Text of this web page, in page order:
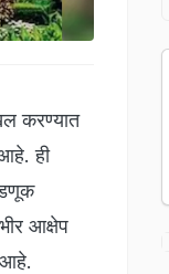
करण्यात
ही
आक्षेप
आहे.